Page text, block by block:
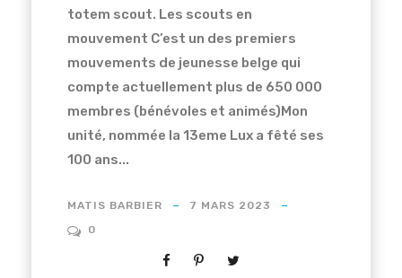
totem scout. Les scouts en
mouvement C’est un des premiers
mouvements de jeunesse belge qui
compte actuellement plus de 650 000
membres (bénévoles et animés)Mon
unité, nommée la 13eme Lux a fêté ses
100 ans...
MATIS BARBIER
7 MARS 2023
0